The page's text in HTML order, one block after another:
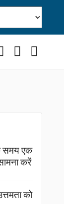
समय एक
करें
को